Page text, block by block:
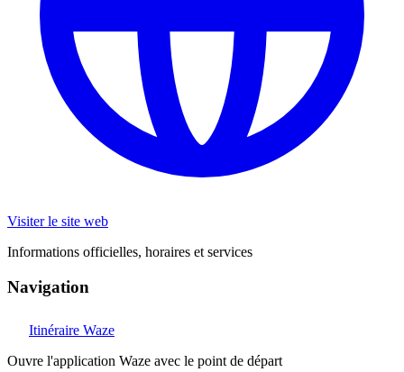
Visiter le site web
Informations officielles, horaires et services
Navigation
Itinéraire Waze
Ouvre l'application Waze avec le point de départ